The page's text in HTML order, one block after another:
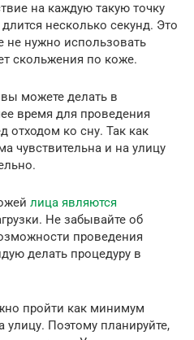
на каждую такую точку
несколько секунд. Это
не нужно использовать
скольжения по коже.
можете делать в
время для проведения
отходом ко сну. Так как
чувствительна и на улицу
лица являются
Не забывайте об
проведения
делать процедуру в
пройти как минимум
Поэтому планируйте,